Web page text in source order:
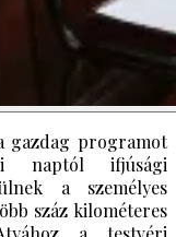
gazdag programot
naptól ifjúsági
a személyes
száz kilométeres